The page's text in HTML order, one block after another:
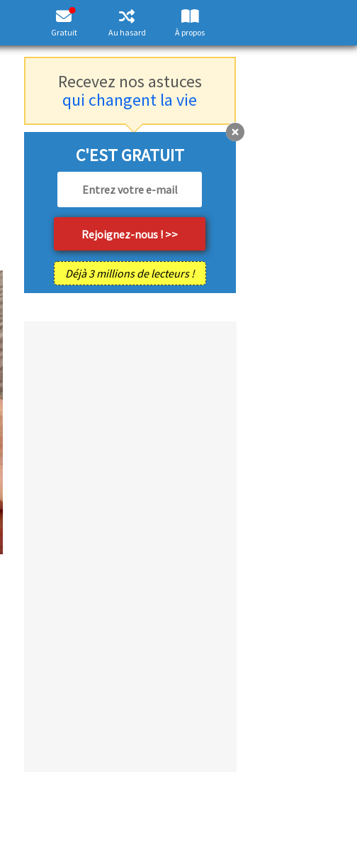
Gratuit Au hasard À propos
Recevez nos astuces
qui changent la vie
C'EST GRATUIT
Déjà 3 millions de lecteurs !